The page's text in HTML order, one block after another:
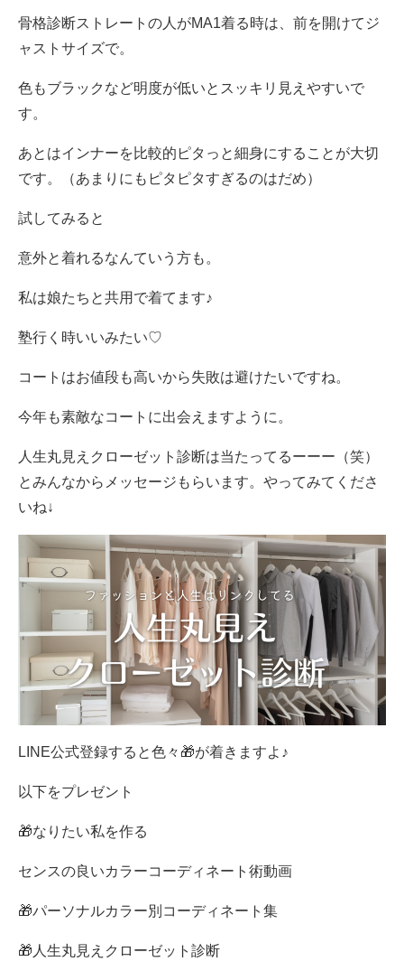
骨格診断ストレートの人がMA1着る時は、前を開けてジ
ャストサイズで。
色もブラックなど明度が低いとスッキリ見えやすいで
す。
あとはインナーを比較的ピタっと細身にすることが大切
です。（あまりにもピタピタすぎるのはだめ）
試してみると
意外と着れるなんていう方も。
私は娘たちと共用で着てます♪
塾行く時いいみたい♡
コートはお値段も高いから失敗は避けたいですね。
今年も素敵なコートに出会えますように。
人生丸見えクローゼット診断は当たってるーーー（笑）
とみんなからメッセージもらいます。やってみてくださ
いね↓
LINE公式登録すると色々🎁が着きますよ♪
⁡以下をプレゼント
🎁なりたい私を作る
センスの良いカラーコーディネート術動画
🎁パーソナルカラー別コーディネート集
🎁人生丸見えクローゼット診断